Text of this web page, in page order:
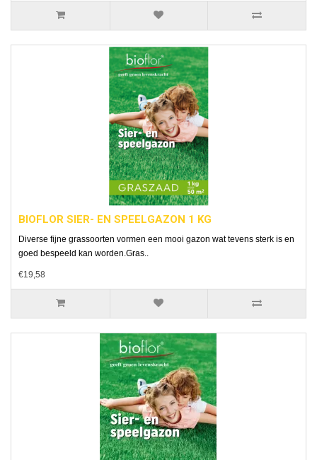
BIOFLOR SIER- EN SPEELGAZON 1 KG
Diverse fijne grassoorten vormen een mooi gazon wat tevens sterk is en
goed bespeeld kan worden.Gras..
€19,58